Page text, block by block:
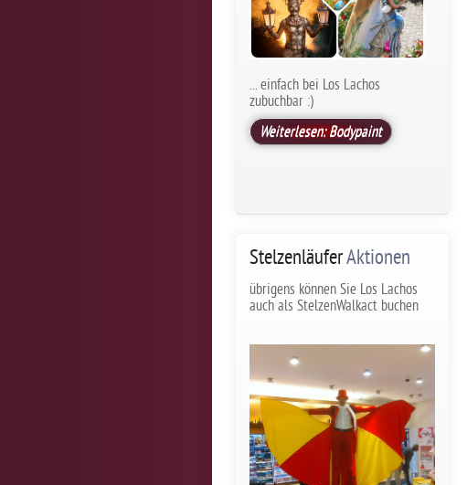
... einfach bei Los Lachos
zubuchbar :)
Weiterlesen: Bodypaint
StelzenläuferAktionen
übrigens können Sie Los Lachos
auch als StelzenWalkact buchen